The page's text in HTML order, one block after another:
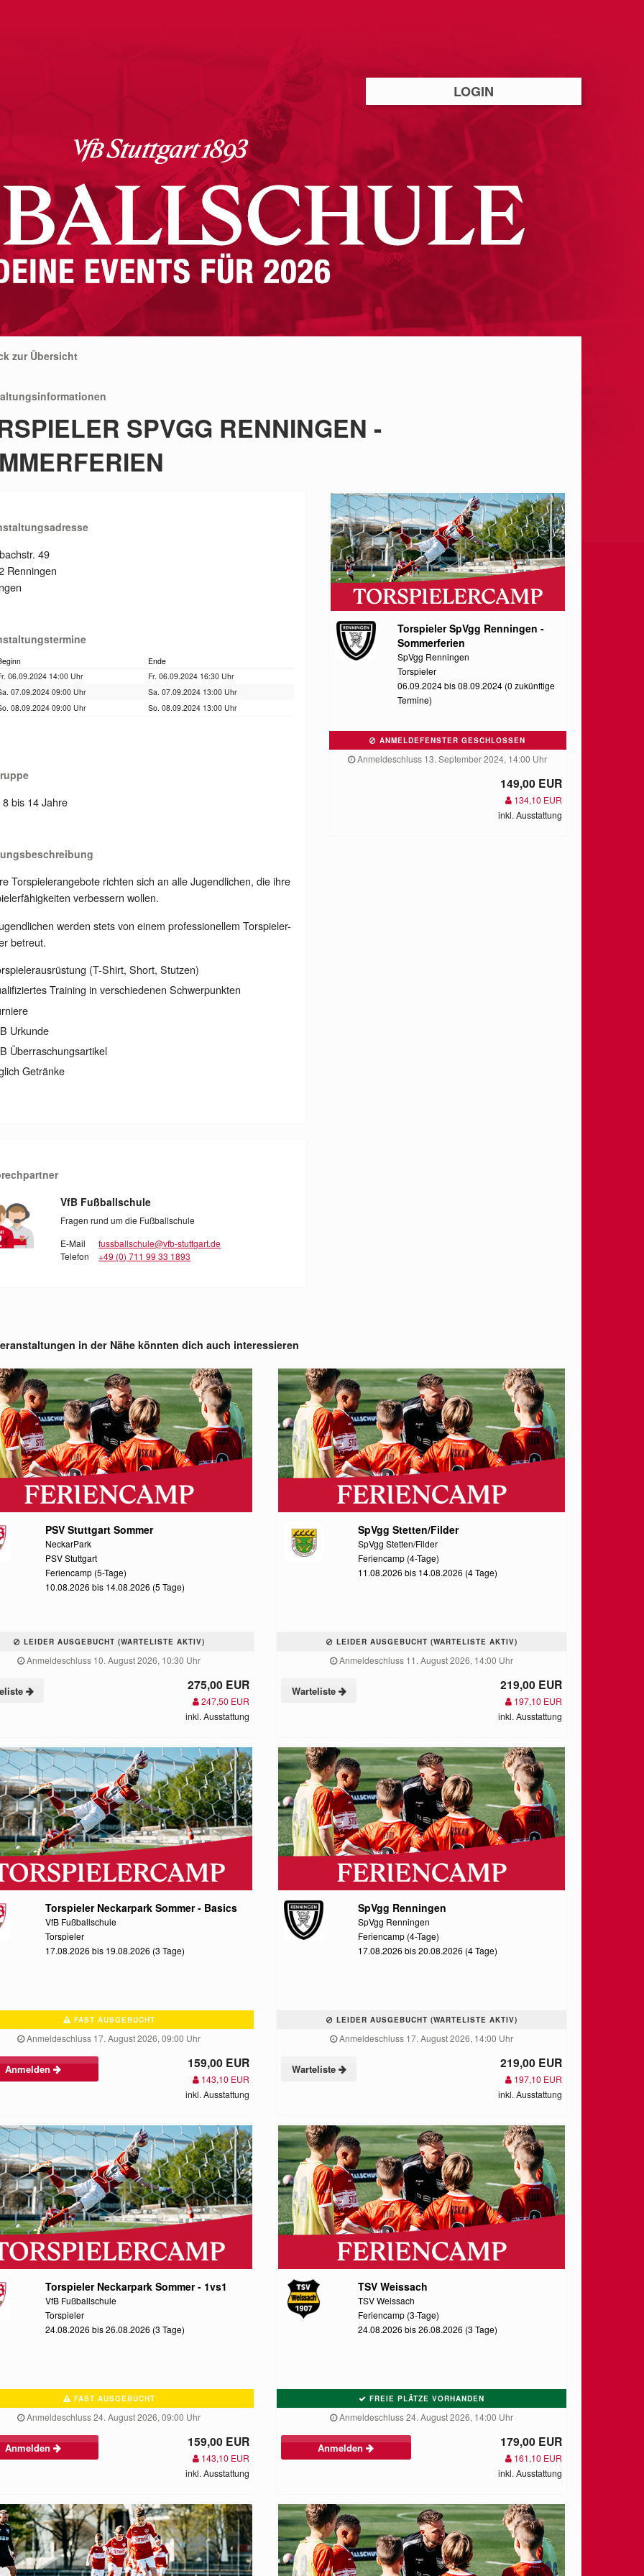
LOGIN
zur Übersicht
SPVGG RENNINGEN -
49
Renningen
Ende
06.09.2024 14:00 Uhr
Fr. 06.09.2024 16:30 Uhr
07.09.2024 09:00 Uhr
Sa. 07.09.2024 13:00 Uhr
08.09.2024 09:00 Uhr
So. 08.09.2024 13:00 Uhr
bis 14 Jahre
Torspielerangebote richten sich an alle Jugendlichen, die ihre
verbessern wollen.
werden stets von einem professionellem Torspieler-
betreut.
(T-Shirt, Short, Stutzen)
Training in verschiedenen Schwerpunkten
Urkunde
Überraschungsartikel
Getränke
VfB Fußballschule
Fragen rund um die Fußballschule
E-Mail
fussballschule@vfb-stuttgart.de
Telefon
+49 (0) 711 99 33 1893
Torspieler SpVgg Renningen -
Sommerferien
SpVgg Renningen
Torspieler
06.09.2024 bis 08.09.2024 (0 zukünftige
Termine)
ANMELDEFENSTER GESCHLOSSEN
Anmeldeschluss 13. September 2024, 14:00 Uhr
149,00 EUR
134,10 EUR
inkl. Ausstattung
in der Nähe könnten dich auch interessieren
PSV Stuttgart Sommer
NeckarPark
PSV Stuttgart
Feriencamp (5-Tage)
10.08.2026 bis 14.08.2026 (5 Tage)
LEIDER AUSGEBUCHT (WARTELISTE AKTIV)
Anmeldeschluss 10. August 2026, 10:30 Uhr
275,00 EUR
247,50 EUR
inkl. Ausstattung
SpVgg Stetten/Filder
SpVgg Stetten/Filder
Feriencamp (4-Tage)
11.08.2026 bis 14.08.2026 (4 Tage)
LEIDER AUSGEBUCHT (WARTELISTE AKTIV)
Anmeldeschluss 11. August 2026, 14:00 Uhr
Warteliste 219,00 EUR
197,10 EUR
inkl. Ausstattung
Torspieler Neckarpark Sommer - Basics
VfB Fußballschule
Torspieler
17.08.2026 bis 19.08.2026 (3 Tage)
FAST AUSGEBUCHT
Anmeldeschluss 17. August 2026, 09:00 Uhr
Anmelden 159,00 EUR
143,10 EUR
inkl. Ausstattung
SpVgg Renningen
SpVgg Renningen
Feriencamp (4-Tage)
17.08.2026 bis 20.08.2026 (4 Tage)
LEIDER AUSGEBUCHT (WARTELISTE AKTIV)
Anmeldeschluss 17. August 2026, 14:00 Uhr
Warteliste 219,00 EUR
197,10 EUR
inkl. Ausstattung
Torspieler Neckarpark Sommer - 1vs1
VfB Fußballschule
Torspieler
24.08.2026 bis 26.08.2026 (3 Tage)
FAST AUSGEBUCHT
Anmeldeschluss 24. August 2026, 09:00 Uhr
Anmelden 159,00 EUR
143,10 EUR
inkl. Ausstattung
TSV Weissach
TSV Weissach
Feriencamp (3-Tage)
24.08.2026 bis 26.08.2026 (3 Tage)
FREIE PLÄTZE VORHANDEN
Anmeldeschluss 24. August 2026, 14:00 Uhr
Anmelden 179,00 EUR
161,10 EUR
inkl. Ausstattung